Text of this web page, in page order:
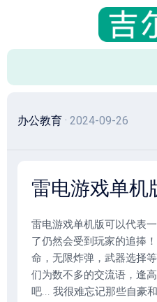
容
办公教育 · 2024-09-26
雷电游戏单机
雷电游戏单机版可以代表
了仍然会受到玩家的追捧
命，无限炸弹，武器选择
们为数不多的交流语，逢
吧... 我很难忘记那些自豪